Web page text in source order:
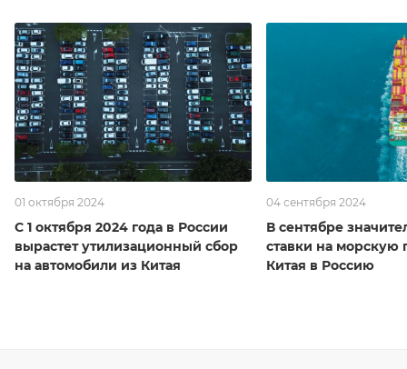
01 октября 2024
С 1 октября 2024 года в России
вырастет утилизационный сбор
на автомобили из Китая
04 сентября 2024
В сентябре
ставки на морскую
Китая в Россию